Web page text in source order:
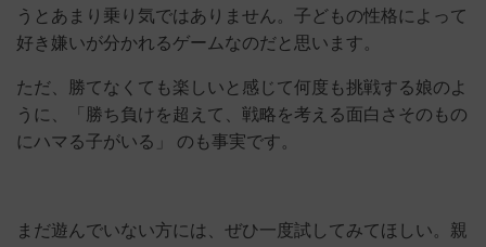
うとあまり乗り気ではありません。子どもの性格によって
好き嫌いが分かれるゲームなのだと思います。
ただ、勝てなくても楽しいと感じて何度も挑戦する娘のよ
うに、「勝ち負けを超えて、戦略を考える面白さそのもの
にハマる子がいる」 のも事実です。
まだ遊んでいない方には、ぜひ一度試してみてほしい。親